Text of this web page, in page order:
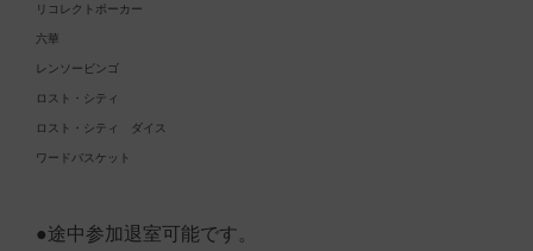
リコレクトポーカー
六華
レンソービンゴ
ロスト・シティ
ロスト・シティ ダイス
ワードバスケット
●途中参加退室可能です。